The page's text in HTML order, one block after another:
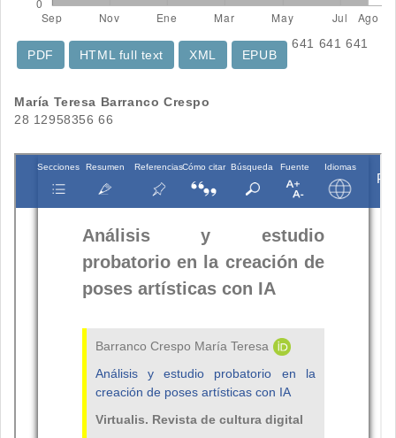
641
PDF
641
HTML full text
XML
641
EPUB
Contenido
del
artículo
María Teresa Barranco Crespo
28 12958356 66